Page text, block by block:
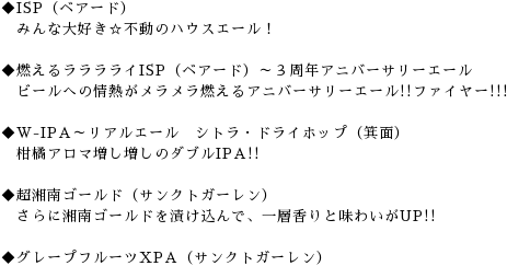
◆ISP（ベアード）
みんな大好き☆不動のハウスエール！
◆燃えるラララライISP（ベアード）～３周年アニバーサリーエール
ビールへの情熱がメラメラ燃えるアニバーサリーエール!!ファイヤー!!!
◆W-IPA～リアルエール シトラ・ドライホップ（箕面）
柑橘アロマ増し増しのダブルIPA!!
◆超湘南ゴールド（サンクトガーレン）
さらに湘南ゴールドを漬け込んで、一層香りと味わいがUP!!
◆グレープフルーツXPA（サンクトガーレン）